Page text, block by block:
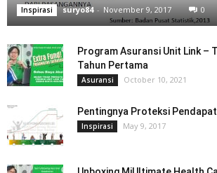
Inspirasi suryo84 - November 9, 2017 0
Program Asuransi Unit Link –
Tahun Pertama
Asuransi October 10, 2021
Pentingnya Proteksi
Inspirasi May 9, 2017